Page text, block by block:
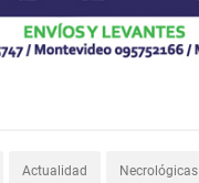
Actualidad Necrológicas